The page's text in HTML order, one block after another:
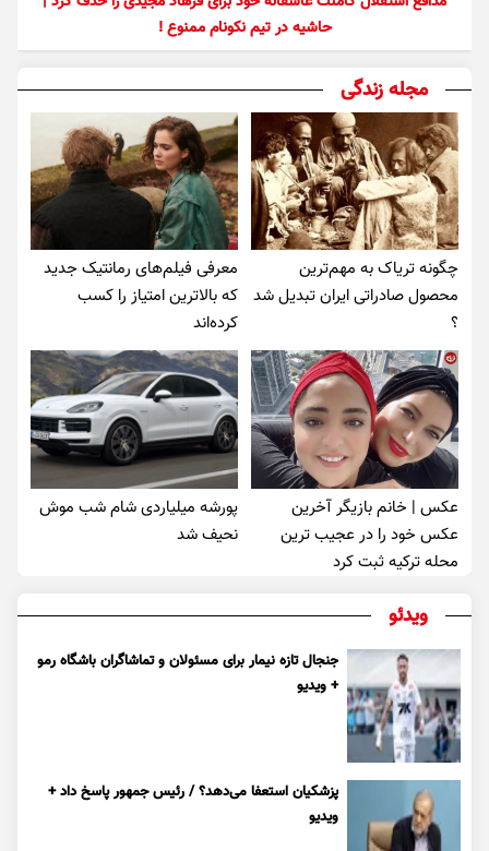
حاشیه در تیم نکونام ممنوع !
مجله زندگی
چگونه تریاک به مهم‌ترین
محصول صادراتی ایران تبدیل شد
؟
معرفی فیلم‌های رمانتیک جدید
که بالاترین امتیاز را کسب
کرده‌اند
عکس | خانم بازیگر آخرین
عکس خود را در عجیب ترین
محله ترکیه ثبت کرد
پورشه میلیاردی شام شب موش‌
نحیف شد
ویدئو
جنجال تازه نیمار برای مسئولان و تماشاگران باشگاه رمو
+ ویدیو
پزشکیان استعفا می‌دهد؟ / رئیس جمهور پاسخ داد +
ویدیو